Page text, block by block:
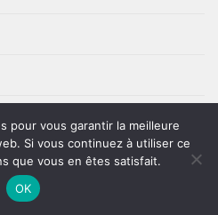
pour vous garantir la meilleure
Si vous continuez à utiliser ce
que vous en êtes satisfait.
OK